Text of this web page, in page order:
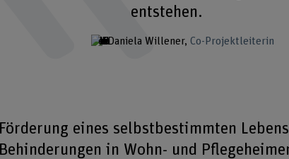
entstehen.
Daniela Willener Co-Projektleiterin
Förderung eines selbstbestimmten
Behinderungen in Wohn- und